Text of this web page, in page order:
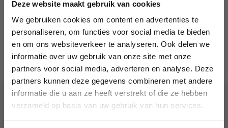
Deze website maakt gebruik van cookies
We gebruiken cookies om content en advertenties te
personaliseren, om functies voor social media te bieden
en om ons websiteverkeer te analyseren. Ook delen we
informatie over uw gebruik van onze site met onze
partners voor social media, adverteren en analyse. Deze
partners kunnen deze gegevens combineren met andere
informatie die u aan ze heeft verstrekt of die ze hebben
verzameld op basis van uw gebruik van hun services.
Merk
Innovation Living
EAN
5700110886802